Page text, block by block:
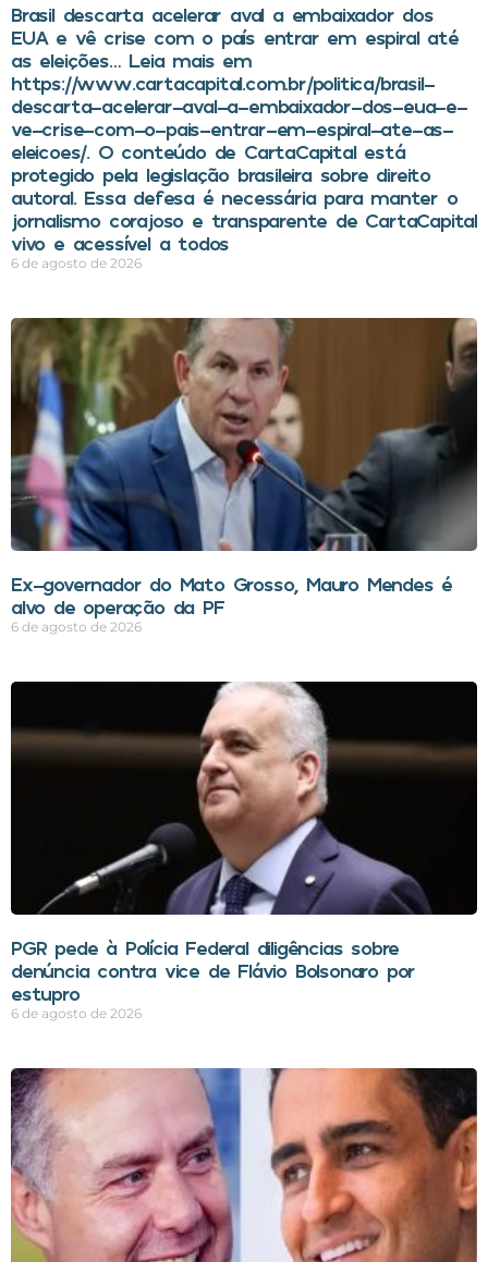
Brasil descarta acelerar aval a embaixador dos
EUA e vê crise com o país entrar em espiral até
as eleições… Leia mais em
https://www.cartacapital.com.br/politica/brasil-
descarta-acelerar-aval-a-embaixador-dos-eua-e-
ve-crise-com-o-pais-entrar-em-espiral-ate-as-
eleicoes/. O conteúdo de CartaCapital está
protegido pela legislação brasileira sobre direito
autoral. Essa defesa é necessária para manter o
jornalismo corajoso e transparente de CartaCapital
vivo e acessível a todos
6 de agosto de 2026
Ex-governador do Mato Grosso, Mauro Mendes é
alvo de operação da PF
6 de agosto de 2026
PGR pede à Polícia Federal diligências sobre
denúncia contra vice de Flávio Bolsonaro por
estupro
6 de agosto de 2026